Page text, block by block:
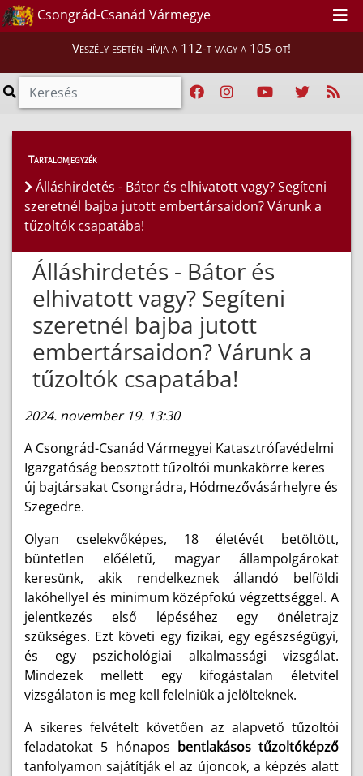
Csongrád-Csanád Vármegye
Veszély esetén hívja a 112-t vagy a 105-öt!
Híreink > Hírek
Tartalomjegyzék
Álláshirdetés - Bátor és elhivatott vagy? Segíteni
szeretnél bajba jutott embertársaidon? Várunk a
tűzoltók csapatába!
Álláshirdetés - Bátor és
elhivatott vagy? Segíteni
szeretnél bajba jutott
embertársaidon? Várunk a
tűzoltók csapatába!
2024. november 19. 13:30
A Csongrád-Csanád Vármegyei Katasztrófavédelmi
Igazgatóság beosztott tűzoltói munkakörre keres
új bajtársakat Csongrádra, Hódmezővásárhelyre és
Szegedre.
Olyan cselekvőképes, 18 életévét betöltött,
büntetlen előéletű, magyar állampolgárokat
keresünk, akik rendelkeznek állandó belföldi
lakóhellyel és minimum középfokú végzettséggel. A
jelentkezés első lépéséhez egy önéletrajz
szükséges. Ezt követi egy fizikai, egy egészségügyi,
és egy pszichológiai alkalmassági vizsgálat.
Mindezek mellett egy kifogástalan életvitel
vizsgálaton is meg kell felelniük a jelölteknek.
A sikeres felvételt követően az alapvető tűzoltói
feladatokat 5 hónapos bentlakásos tűzoltóképző
tanfolyamon sajátítják el az újoncok, a képzés alatt